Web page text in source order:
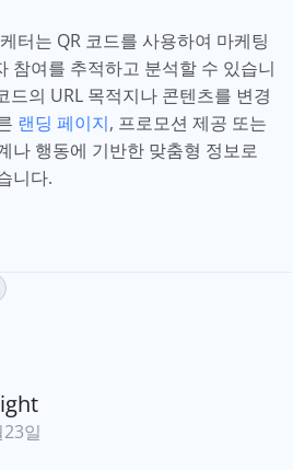
터는 QR 코드를 사용하여 마케팅
참여를 추적하고 분석할 수 있습니
드의 URL 목적지나 콘텐츠를 변경
랜딩 페이지, 프로모션 제공 또는
나 행동에 기반한 맞춤형 정보로
니다.
일